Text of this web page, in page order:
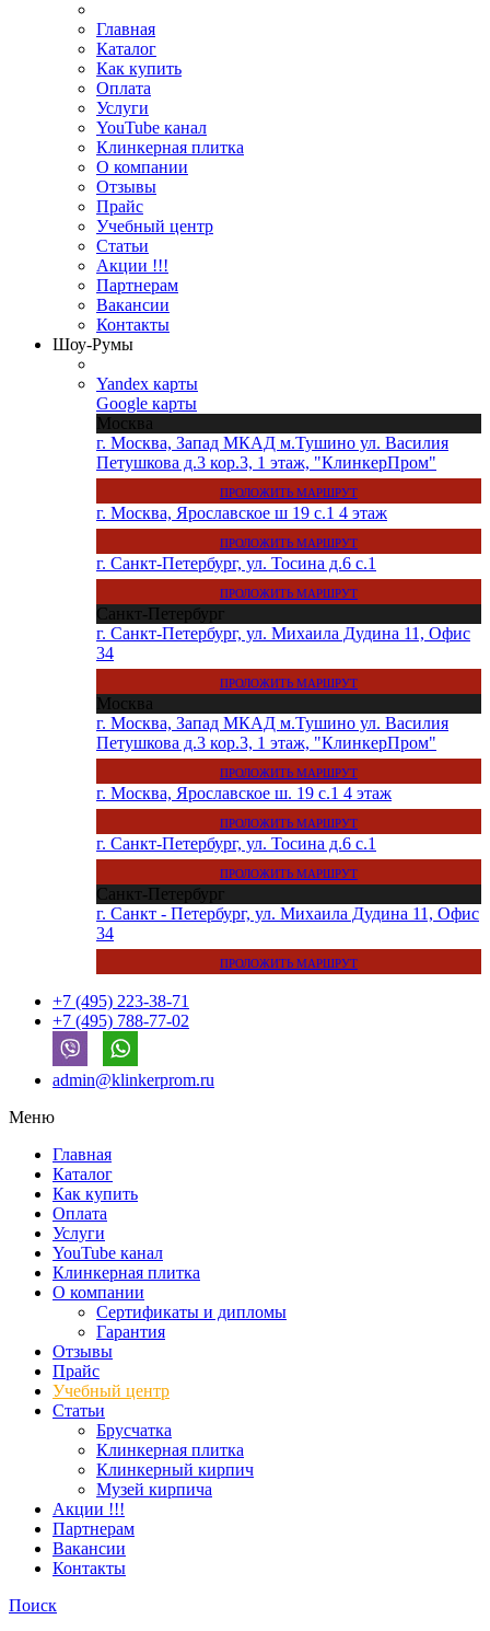
Главная
Каталог
Как купить
Оплата
Услуги
YouTube канал
Клинкерная плитка
О компании
Отзывы
Прайс
Учебный центр
Статьи
Акции !!!
Партнерам
Вакансии
Контакты
Шоу-Румы
Yandex карты
Google карты
Москва
г. Москва, Запад МКАД м.Тушино ул. Василия
Петушкова д.3 кор.3, 1 этаж, "КлинкерПром"
ПРОЛОЖИТЬ МАРШРУТ
г. Москва, Ярославское ш 19 с.1 4 этаж
ПРОЛОЖИТЬ МАРШРУТ
г. Санкт-Петербург, ул. Тосина д.6 с.1
ПРОЛОЖИТЬ МАРШРУТ
Санкт-Петербург
г. Санкт-Петербург, ул. Михаила Дудина 11, Офис
34
ПРОЛОЖИТЬ МАРШРУТ
Москва
г. Москва, Запад МКАД м.Тушино ул. Василия
Петушкова д.3 кор.3, 1 этаж, "КлинкерПром"
ПРОЛОЖИТЬ МАРШРУТ
г. Москва, Ярославское ш. 19 с.1 4 этаж
ПРОЛОЖИТЬ МАРШРУТ
г. Санкт-Петербург, ул. Тосина д.6 с.1
ПРОЛОЖИТЬ МАРШРУТ
Санкт-Петербург
г. Санкт - Петербург, ул. Михаила Дудина 11, Офис
34
ПРОЛОЖИТЬ МАРШРУТ
+7 (495) 223-38-71
+7 (495) 788-77-02
admin@klinkerprom.ru
Меню
Главная
Каталог
Как купить
Оплата
Услуги
YouTube канал
Клинкерная плитка
О компании
Сертификаты и дипломы
Гарантия
Отзывы
Прайс
Учебный центр
Статьи
Брусчатка
Клинкерная плитка
Клинкерный кирпич
Музей кирпича
Акции !!!
Партнерам
Вакансии
Контакты
Поиск